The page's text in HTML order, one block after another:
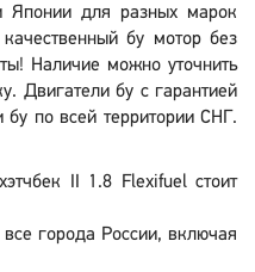
для разных марок
бу мотор без
Наличие можно уточнить
Двигатели бу с гарантией
по всей территории СНГ.
II 1.8 Flexifuel стоит
города России, включая